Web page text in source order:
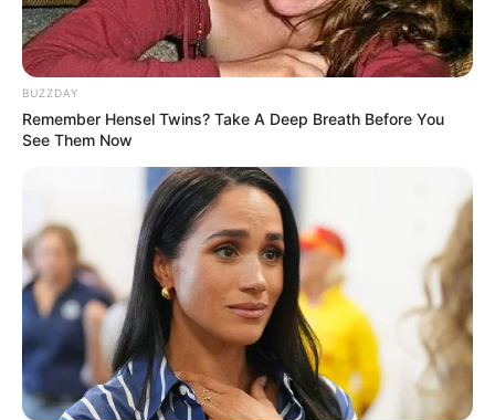
Kisah Untuk Geri
- /10 (- Votes)
Beri Rating & Review
BUZZDAY
Remember Hensel Twins? Take A Deep Breath Before You
See Them Now